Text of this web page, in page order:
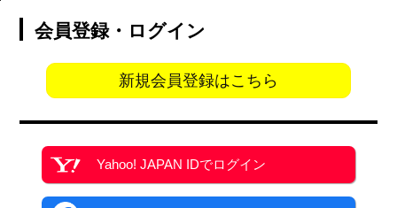
会員登録・ログイン
新規会員登録はこちら
Yahoo! JAPAN IDでログイン